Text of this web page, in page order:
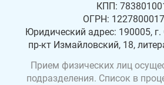
КПП:
ОГРН:
Юридический адрес: 190005, г.
пр-кт Измайловский, 18,
Прием физических лиц
подразделения. Список в